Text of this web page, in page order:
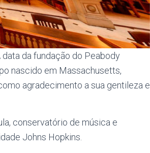
da fundação do Peabody
nascido em Massachusetts,
agradecimento a sua gentileza e
conservatório de música e
Johns Hopkins.